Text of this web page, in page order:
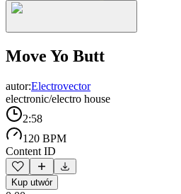
Move Yo Butt
autor:Electrovector
electronic/electro house
2:58
120 BPM
Content ID
Kup utwór